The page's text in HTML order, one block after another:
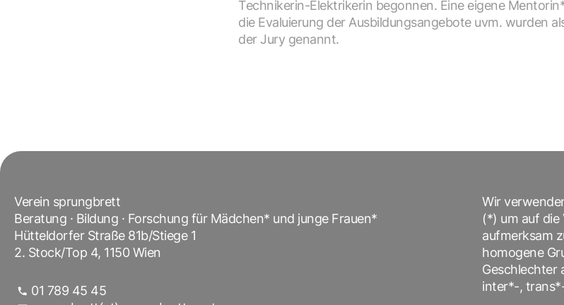
Technikerin-Elektrikerin begonnen. Eine eigene
die Evaluierung der Ausbildungsangebote uvm. wurden
der Jury genannt.
Verein sprungbrett
Beratung · Bildung · Forschung für Mädchen* und junge Frauen*
Hütteldorfer Straße 81b/Stiege 1
2. Stock/Top 4, 1150 Wien
01 789 45 45
Wir
(*) um auf
aufmerksam
homogene
Geschlechter
inter*-,